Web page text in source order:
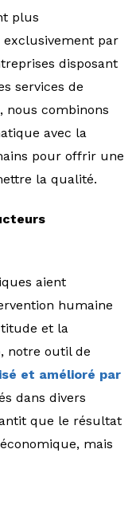
plus
exclusivement par
disposant
services de
nous combinons
avec la
pour offrir une
la qualité.
aient
humaine
et la
notre outil de
et amélioré par
dans divers
que le résultat
mais